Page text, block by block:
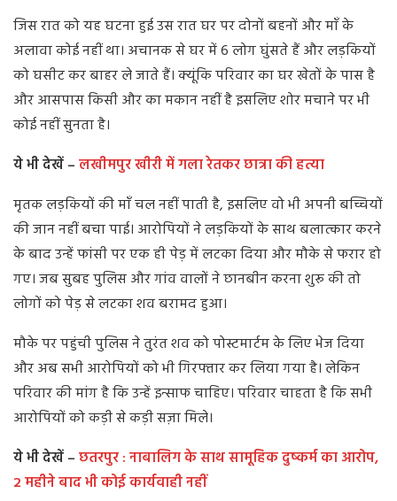
जिस रात को यह घटना हुई उस रात घर पर दोनों बहनों और माँ के
अलावा कोई नहीं था। अचानक से घर में 6 लोग घुंसते हैं और लड़कियों
को घसीट कर बाहर ले जाते हैं। क्यूंकि परिवार का घर खेतों के पास है
और आसपास किसी और का मकान नहीं है इसलिए शोर मचाने पर भी
कोई नहीं सुनता है।
ये भी देखें –लखीमपुर खीरी में गला रेतकर छात्रा की हत्या
मृतक लड़कियों की माँ चल नहीं पाती है, इसलिए वो भी अपनी बच्चियों
की जान नहीं बचा पाई। आरोपियों ने लड़कियों के साथ बलात्कार करने
के बाद उन्हें फांसी पर एक ही पेड़ में लटका दिया और मौके से फरार हो
गए। जब सुबह पुलिस और गांव वालों ने छानबीन करना शुरू की तो
लोगों को पेड़ से लटका शव बरामद हुआ।
मौके पर पहुंची पुलिस ने तुरंत शव को पोस्टमार्टम के लिए भेज दिया
और अब सभी आरोपियों को भी गिरफ्तार कर लिया गया है। लेकिन
परिवार की मांग है कि उन्हें इन्साफ चाहिए। परिवार चाहता है कि सभी
आरोपियों को कड़ी से कड़ी सज़ा मिले।
ये भी देखें –छतरपुर : नाबालिग के साथ सामूहिक दुष्कर्म का आरोप,
2 महीने बाद भी कोई कार्यवाही नहीं